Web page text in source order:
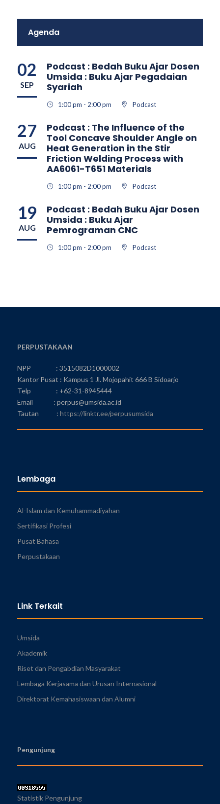
Agenda
02
SEP
Podcast : Bedah Buku Ajar Dosen
Umsida : Buku Ajar Pegadaian
Syariah
1:00 pm - 2:00 pm Podcast
27
AUG
Podcast : The Influence of the
Tool Concave Shoulder Angle on
Heat Generation in the Stir
Friction Welding Process with
AA6061-T651 Materials
1:00 pm - 2:00 pm Podcast
19
AUG
Podcast : Bedah Buku Ajar Dosen
Umsida : Buku Ajar
Pemrograman CNC
1:00 pm - 2:00 pm Podcast
PERPUSTAKAAN
NPP : 3515082D1000002
Kantor Pusat : Kampus 1 Jl. Mojopahit 666 B Sidoarjo
Telp : +62-31-8945444
Email : perpus@umsida.ac.id
Tautan : https://linktr.ee/perpusumsida
Lembaga
Al-Islam dan Kemuhammadiyahan
Sertifikasi Profesi
Pusat Bahasa
Perpustakaan
Link Terkait
Umsida
Akademik
Riset dan Pengabdian Masyarakat
Lembaga Kerjasama dan Urusan Internasional
Direktorat Kemahasiswaan dan Alumni
Pengunjung
Statistik Pengunjung